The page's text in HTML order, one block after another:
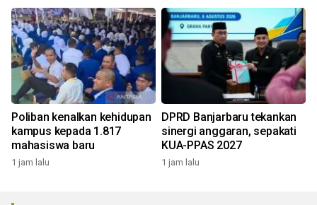
Poliban kenalkan kehidupan
kampus kepada 1.817
mahasiswa baru
1 jam lalu
DPRD Banjarbaru tekankan
sinergi anggaran, sepakati
KUA-PPAS 2027
1 jam lalu